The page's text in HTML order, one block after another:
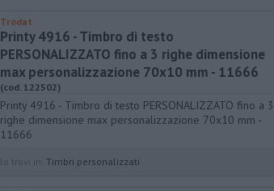
Trodat
Printy 4916 - Timbro di testo
PERSONALIZZATO fino a 3 righe dimensione
max personalizzazione 70x10 mm - 11666
(cod. 122502)
Printy 4916 - Timbro di testo PERSONALIZZATO fino a 3
righe dimensione max personalizzazione 70x10 mm -
11666
Timbri personalizzati